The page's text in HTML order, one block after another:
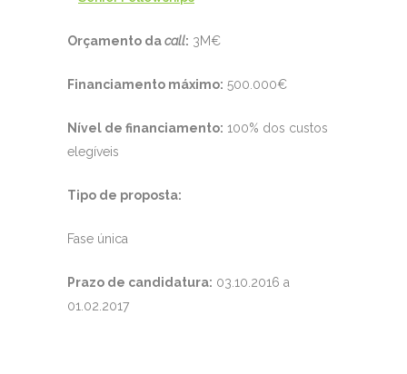
Orçamento dacall: 3M€
Financiamento máximo: 500.000€
Nível de financiamento: 100% dos custos
elegíveis
Tipo de proposta:
Fase única
Prazo de candidatura: 03.10.2016 a
01.02.2017